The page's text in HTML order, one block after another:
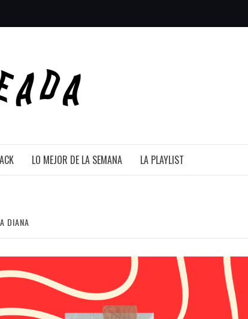
LO MEJOR DE LA SEMANA LA PLAYLIST
DIANA